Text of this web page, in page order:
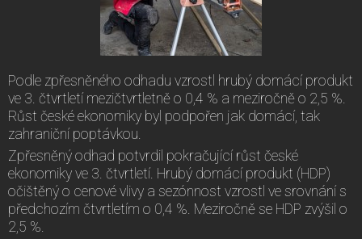
Podle zpřesněného odhadu vzrostl hrubý domácí produkt
ve 3. čtvrtletí mezičtvrtletně o 0,4 % a meziročně o 2,5 %.
Růst české ekonomiky byl podpořen jak domácí, tak
zahraniční poptávkou.
Zpřesněný odhad potvrdil pokračující růst české
ekonomiky ve 3. čtvrtletí. Hrubý domácí produkt (HDP)
očištěný o cenové vlivy a sezónnost vzrostl ve srovnání s
předchozím čtvrtletím o 0,4 %. Meziročně se HDP zvýšil o
2,5 %.